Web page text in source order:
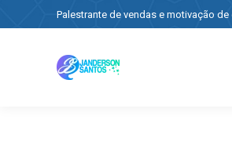
Palestrante de vendas e motivação